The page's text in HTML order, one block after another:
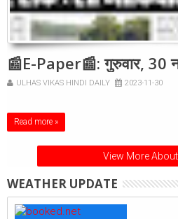
📰E-Paper📰: गुरुवार,
ULHAS VIKAS HINDI DAILY 2023-11-30
Read more »
View More
WEATHER UPDATE